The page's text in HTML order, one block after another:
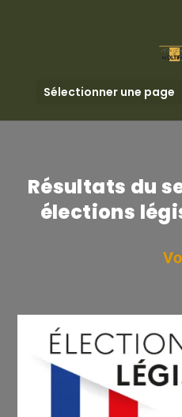
Sélectionner une page
Résultats du
élections